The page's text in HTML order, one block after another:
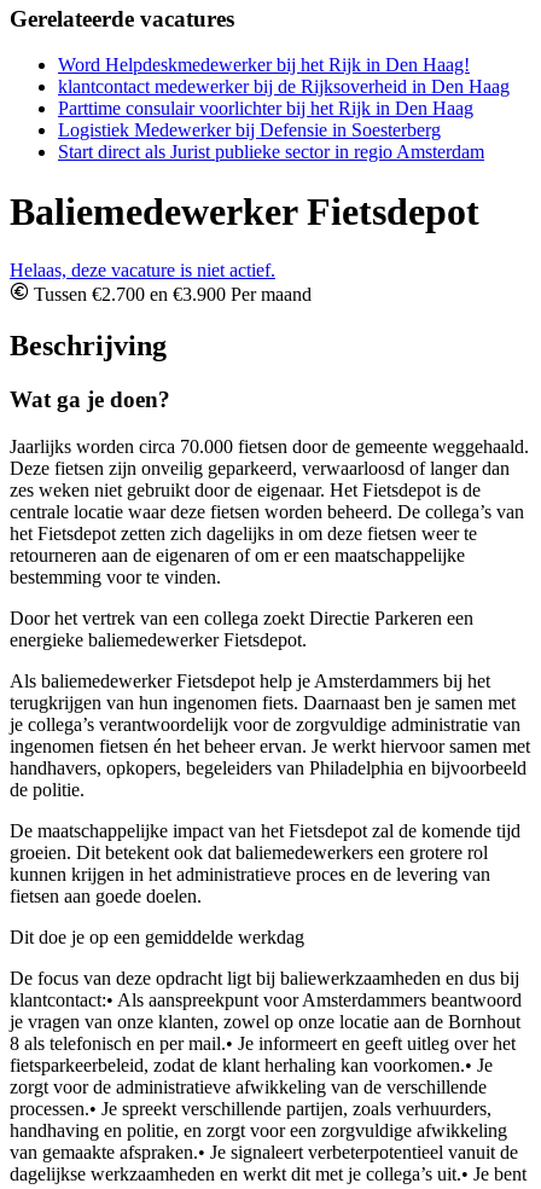
Gerelateerde vacatures
Word Helpdeskmedewerker bij het Rijk in Den Haag!
klantcontact medewerker bij de Rijksoverheid in Den Haag
Parttime consulair voorlichter bij het Rijk in Den Haag
Logistiek Medewerker bij Defensie in Soesterberg
Start direct als Jurist publieke sector in regio Amsterdam
Baliemedewerker Fietsdepot
Helaas, deze vacature is niet actief.
Tussen €2.700 en €3.900 Per maand
Beschrijving
Wat ga je doen?
Jaarlijks worden circa 70.000 fietsen door de gemeente weggehaald.
Deze fietsen zijn onveilig geparkeerd, verwaarloosd of langer dan
zes weken niet gebruikt door de eigenaar. Het Fietsdepot is de
centrale locatie waar deze fietsen worden beheerd. De collega’s van
het Fietsdepot zetten zich dagelijks in om deze fietsen weer te
retourneren aan de eigenaren of om er een maatschappelijke
bestemming voor te vinden.
Door het vertrek van een collega zoekt Directie Parkeren een
energieke baliemedewerker Fietsdepot.
Als baliemedewerker Fietsdepot help je Amsterdammers bij het
terugkrijgen van hun ingenomen fiets. Daarnaast ben je samen met
je collega’s verantwoordelijk voor de zorgvuldige administratie van
ingenomen fietsen én het beheer ervan. Je werkt hiervoor samen met
handhavers, opkopers, begeleiders van Philadelphia en bijvoorbeeld
de politie.
De maatschappelijke impact van het Fietsdepot zal de komende tijd
groeien. Dit betekent ook dat baliemedewerkers een grotere rol
kunnen krijgen in het administratieve proces en de levering van
fietsen aan goede doelen.
Dit doe je op een gemiddelde werkdag
De focus van deze opdracht ligt bij baliewerkzaamheden en dus bij
klantcontact:• Als aanspreekpunt voor Amsterdammers beantwoord
je vragen van onze klanten, zowel op onze locatie aan de Bornhout
8 als telefonisch en per mail.• Je informeert en geeft uitleg over het
fietsparkeerbeleid, zodat de klant herhaling kan voorkomen.• Je
zorgt voor de administratieve afwikkeling van de verschillende
processen.• Je spreekt verschillende partijen, zoals verhuurders,
handhaving en politie, en zorgt voor een zorgvuldige afwikkeling
van gemaakte afspraken.• Je signaleert verbeterpotentieel vanuit de
dagelijkse werkzaamheden en werkt dit met je collega’s uit.• Je bent